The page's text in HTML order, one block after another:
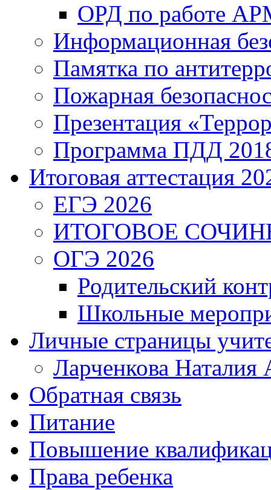
ОРД по работе
Информационная
Памятка по
Пожарная
Презентация
Программа ПДД
Итоговая аттестация
ЕГЭ 2026
ИТОГОВОЕ
ОГЭ 2026
Родительский
Школьные
Личные страницы
Ларченкова Наталия
Обратная связь
Питание
Повышение
Права ребенка